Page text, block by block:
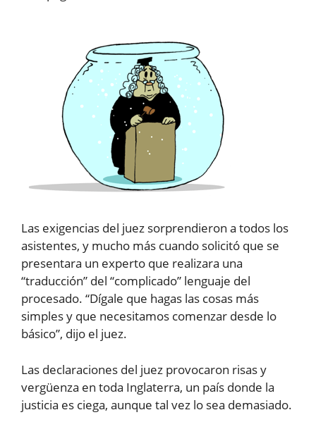
Las exigencias del juez sorprendieron a todos los
asistentes, y mucho más cuando solicitó que se
presentara un experto que realizara una
“traducción” del “complicado” lenguaje del
procesado. “Dígale que hagas las cosas más
simples y que necesitamos comenzar desde lo
básico”, dijo el juez.
Las declaraciones del juez provocaron risas y
vergüenza en toda Inglaterra, un país donde la
justicia es ciega, aunque tal vez lo sea demasiado.